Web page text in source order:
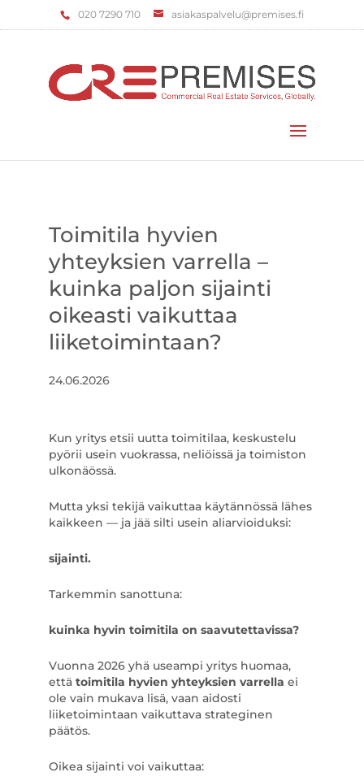
‌020 7290 710 asiakaspalvelu@premises.fi
Toimitila hyvien
yhteyksien varrella –
kuinka paljon sijainti
oikeasti vaikuttaa
liiketoimintaan?
24.06.2026
Kun yritys etsii uutta toimitilaa, keskustelu
pyörii usein vuokrassa, neliöissä ja toimiston
ulkonäössä.
Mutta yksi tekijä vaikuttaa käytännössä lähes
kaikkeen — ja jää silti usein aliarvioiduksi:
sijainti.
Tarkemmin sanottuna:
kuinka hyvin toimitila on saavutettavissa?
Vuonna 2026 yhä useampi yritys huomaa,
että toimitila hyvien yhteyksien varrella ei
ole vain mukava lisä, vaan aidosti
liiketoimintaan vaikuttava strateginen
päätös.
Oikea sijainti voi vaikuttaa: